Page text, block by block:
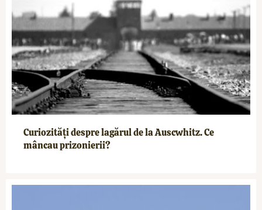
Curiozități despre lagărul de la Auscwhitz. Ce
mâncau prizonierii?